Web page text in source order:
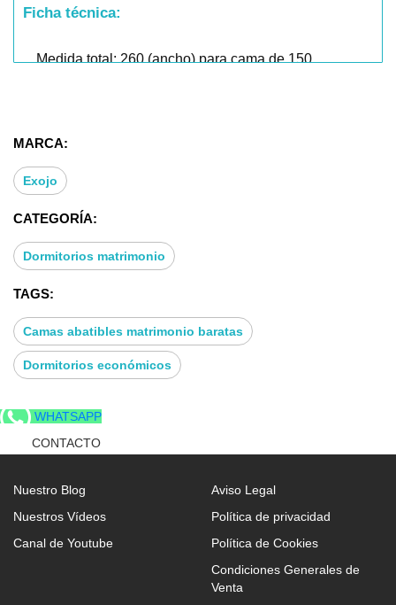
Ficha técnica:
Medida total: 260 (ancho) para cama de 150
- Mesitas Ibi 3 cajones: 50 (ancho)*62 (alto) *39.7
Datos Técnicos:
cabecero + 2 mesitas 260 cm Albo/Rayado
MARCA:
Exojo
CATEGORÍA:
Dormitorios matrimonio
TAGS:
Camas abatibles matrimonio baratas
Dormitorios económicos
WHATSAPP
CONTACTO
Nuestro Blog
Nuestros Vídeos
Canal de Youtube
Aviso Legal
Política de privacidad
Política de Cookies
Condiciones Generales de
Venta